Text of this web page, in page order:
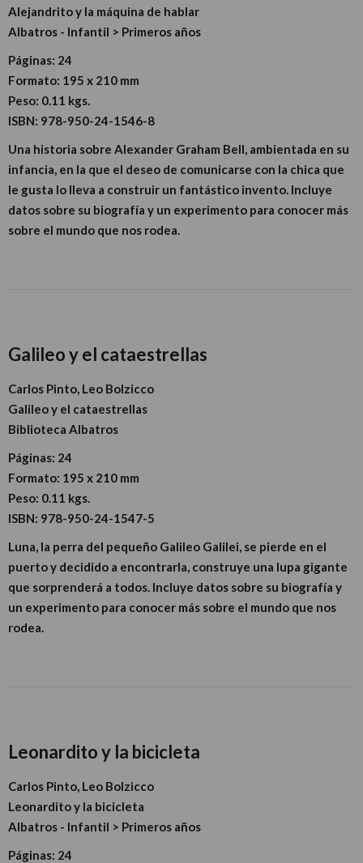
Alejandrito y la máquina de hablar
Albatros - Infantil > Primeros años
Páginas: 24
Formato: 195 x 210 mm
Peso: 0.11 kgs.
ISBN: 978-950-24-1546-8
Una historia sobre Alexander Graham Bell, ambientada en su
infancia, en la que el deseo de comunicarse con la chica que
le gusta lo lleva a construir un fantástico invento. Incluye
datos sobre su biografía y un experimento para conocer más
sobre el mundo que nos rodea.
Galileo y el cataestrellas
Carlos Pinto, Leo Bolzicco
Galileo y el cataestrellas
Biblioteca Albatros
Páginas: 24
Formato: 195 x 210 mm
Peso: 0.11 kgs.
ISBN: 978-950-24-1547-5
Luna, la perra del pequeño Galileo Galilei, se pierde en el
puerto y decidido a encontrarla, construye una lupa gigante
que sorprenderá a todos. Incluye datos sobre su biografía y
un experimento para conocer más sobre el mundo que nos
rodea.
Leonardito y la bicicleta
Carlos Pinto, Leo Bolzicco
Leonardito y la bicicleta
Albatros - Infantil > Primeros años
Páginas: 24